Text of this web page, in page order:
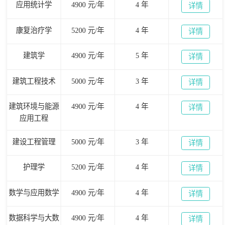
应用统计学 4900 元/年 4 年 详情
康复治疗学 5200 元/年 4 年 详情
建筑学 4900 元/年 5 年 详情
建筑工程技术 5000 元/年 3 年 详情
建筑环境与能源
应用工程
4900 元/年 4 年 详情
建设工程管理 5000 元/年 3 年 详情
护理学 5200 元/年 4 年 详情
数学与应用数学 4900 元/年 4 年 详情
数据科学与大数
4900 元/年 4 年 详情